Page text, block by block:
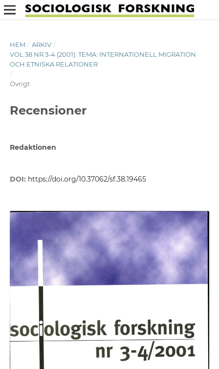
HEM / ARKIV /
VOL 38 NR 3-4 (2001): TEMA: INTERNATIONELL MIGRATION
OCH ETNISKA RELATIONER
/
Övrigt
Recensioner
Redaktionen
DOI: https://doi.org/10.37062/sf.38.19465